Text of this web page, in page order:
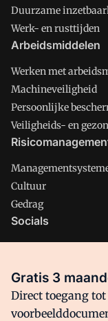
Duurzame
Werk- en rusttijden
Arbeidsmiddelen
Werken met
Machineveiligheid
Persoonlijke
Veiligheids- en
Cultuur
Gedrag
Socials
Facebook
Gratis 3
Direct toegang